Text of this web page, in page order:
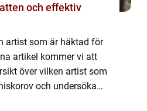
och effektiv
artist som är häktad för
artikel kommer vi att
över vilken artist som
och undersöka